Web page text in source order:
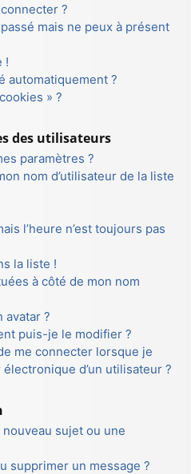
?
mais ne peux à présent
!
automatiquement ?
» ?
des utilisateurs
paramètres ?
nom d’utilisateur de la liste
l’heure n’est toujours pas
la liste !
à côté de mon nom
avatar ?
puis-je le modifier ?
me connecter lorsque je
d’un utilisateur ?
sujet ou une
supprimer un message ?